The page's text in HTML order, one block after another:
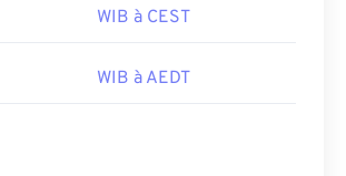
WIB à CEST
WIB à AEDT